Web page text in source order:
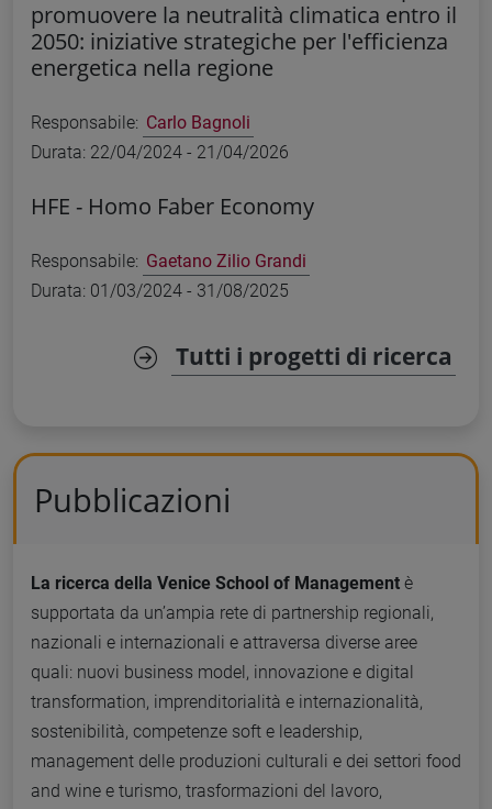
promuovere la neutralità climatica entro il
2050: iniziative strategiche per l'efficienza
energetica nella regione
Responsabile: Carlo Bagnoli
Durata: 22/04/2024 - 21/04/2026
HFE - Homo Faber Economy
Responsabile: Gaetano Zilio Grandi
Durata: 01/03/2024 - 31/08/2025
Tutti i progetti di ricerca
Pubblicazioni
La ricerca della Venice School of Management è
supportata da un’ampia rete di partnership regionali,
nazionali e internazionali e attraversa diverse aree
quali: nuovi business model, innovazione e digital
transformation, imprenditorialità e internazionalità,
sostenibilità, competenze soft e leadership,
management delle produzioni culturali e dei settori food
and wine e turismo, trasformazioni del lavoro,